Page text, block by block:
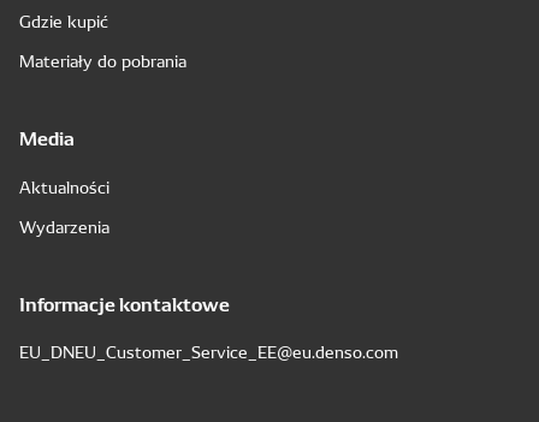
Gdzie kupić
Materiały do pobrania
Media
Aktualności
Wydarzenia
Informacje kontaktowe
EU_DNEU_Customer_Service_EE@eu.denso.com